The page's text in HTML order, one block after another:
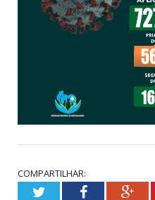
COMPARTILHAR:
TwitterFacebook